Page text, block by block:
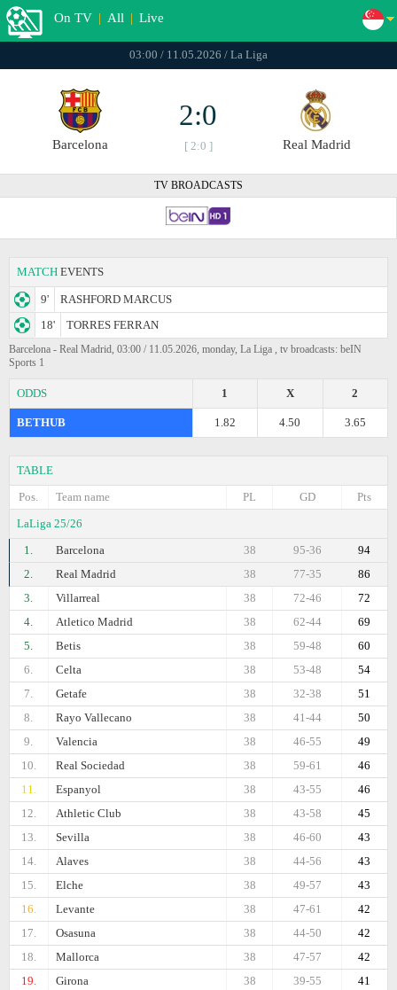
On TV | All | Live
03:00 / 11.05.2026 / La Liga
Barcelona
2:0
[ 2:0 ] Real Madrid
TV BROADCASTS
MATCH EVENTS
9'
RASHFORD MARCUS
18'
TORRES FERRAN
Barcelona - Real Madrid, 03:00 / 11.05.2026, monday, La Liga , tv broadcasts: beIN
Sports 1
ODDS 2
X
1
BETHUB 3.65
4.50
1.82
TABLE
Pos.
Team name Pts
GD
PL
LaLiga 25/26
1.
Barcelona 94
95-36
38
2.
Real Madrid 86
77-35
38
3.
Villarreal 72
72-46
38
4.
Atletico Madrid 69
62-44
38
5.
Betis 60
59-48
38
6.
Celta 54
53-48
38
7.
Getafe 51
32-38
38
8.
Rayo Vallecano 50
41-44
38
9.
Valencia 49
46-55
38
10.
Real Sociedad 46
59-61
38
11.
Espanyol 46
43-55
38
12.
Athletic Club 45
43-58
38
13.
Sevilla 43
46-60
38
14.
Alaves 43
44-56
38
15.
Elche 43
49-57
38
16.
Levante 42
47-61
38
17.
Osasuna 42
44-50
38
18.
Mallorca 42
47-57
38
19.
Girona 41
39-55
38